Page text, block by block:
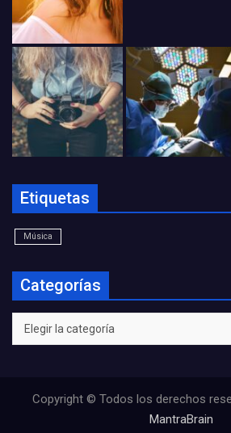
Etiquetas
Música
Categorías
Categorías
Copyright © Todos los derechos
MantraBrain